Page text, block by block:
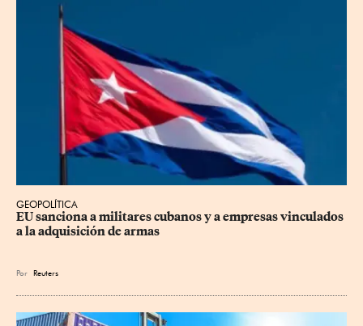
GEOPOLÍTICA
EU sanciona a militares cubanos y a empresas vinculados
a la adquisición de armas
Por Reuters